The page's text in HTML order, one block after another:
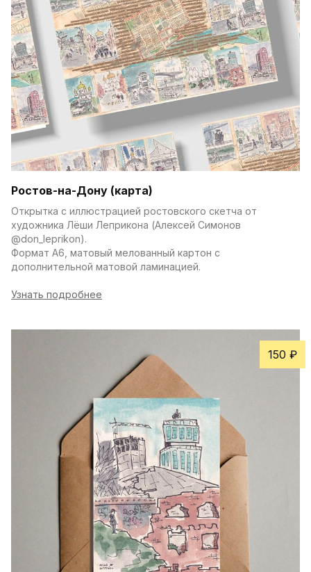
Ростов-на-Дону (карта)
Открытка с иллюстрацией ростовского скетча от
художника Лёши Леприкона (Алексей Симонов
@don_leprikon).
Формат А6, матовый мелованный картон с
дополнительной матовой ламинацией.
Узнать подробнее
150 ₽